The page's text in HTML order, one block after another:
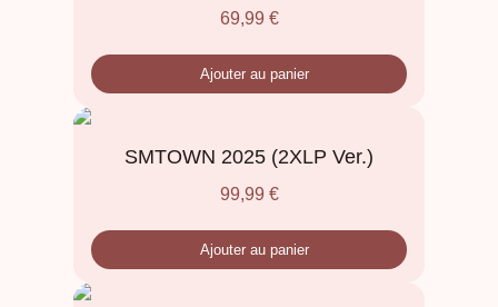
69,99 €
Ajouter au panier
SMTOWN 2025 (2XLP Ver.)
99,99 €
Ajouter au panier